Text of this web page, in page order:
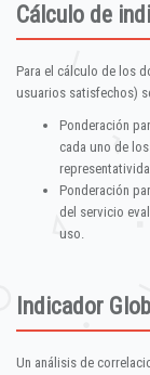
Cálculo de
Para el cálculo de los
usuarios satisfechos)
Ponderación
cada uno de
Ponderación
del servicio
uso.
Indicador
Un análisis de